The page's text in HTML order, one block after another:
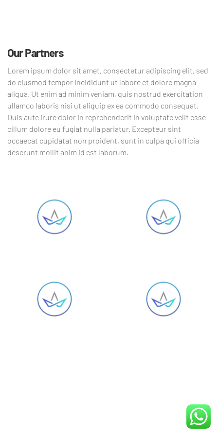
Our Partners
Lorem ipsum dolor sit amet, consectetur adipiscing elit, sed
do eiusmod tempor incididunt ut labore et dolore magna
aliqua. Ut enim ad minim veniam, quis nostrud exercitation
ullamco laboris nisi ut aliquip ex ea commodo consequat.
Duis aute irure dolor in reprehenderit in voluptate velit esse
cillum dolore eu fugiat nulla pariatur. Excepteur sint
occaecat cupidatat non proident, sunt in culpa qui officia
deserunt mollit anim id est laborum.